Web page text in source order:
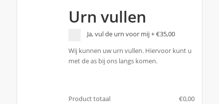
Urn vullen
Ja, vul de urn voor mij+€35,00
Wij kunnen uw urn vullen. Hiervoor kunt u
met de as bij ons langs komen.
Product totaal €‎0,00